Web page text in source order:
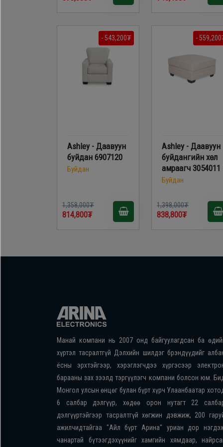
- 543,200₮
Ashley - Даавуун
буйдан 6907120
Буйдан
1,358,000₮
814,800₮
-
Ashley - Даавуун
буйдангийн хөл
амраагч 3054011
Буйдан
1,398,000₮
838,800₮
Манай компани нь 2007 онд байгуулагдсан ба
хүртэл тасралтгүй Дэлхийн шилдэг брэндүүдийг
ёсны эрхтэйгээр, хэрэглэгчдээ хүргэсээр
барааны зах зээлд тэргүүлэгч компани болсон юм.
Монгол улсын өнцөг булан бүрт хүрч Улаанбаатар
6 салбар дэлгүүр, хөдөө орон нутагт 22
дэлгүүртэйгээр тасралтгүй хөгжин дэвжиж, 200
ажилчидтайгаа "Айл бүрт Арина" уриан дор
чанартай бүтээгдэхүүнийг хамгийн хямдаар,